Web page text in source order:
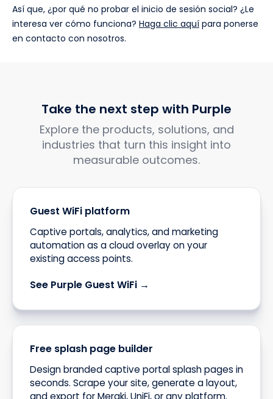
Así que, ¿por qué no probar el inicio de sesión social? ¿Le
interesa ver cómo funciona? Haga clic aquí para ponerse
en contacto con nosotros.
Take the next step with Purple
Explore the products, solutions, and
industries that turn this insight into
measurable outcomes.
Guest WiFi platform
Captive portals, analytics, and marketing
automation as a cloud overlay on your
existing access points.
See Purple Guest WiFi →
Free splash page builder
Design branded captive portal splash pages in
seconds. Scrape your site, generate a layout,
and export for Meraki, UniFi, or any platform.